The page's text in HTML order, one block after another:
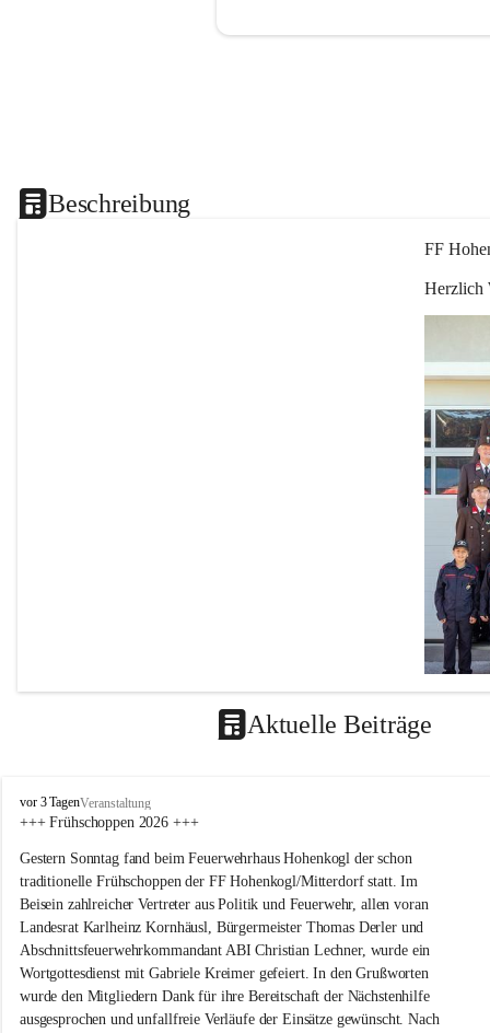
Beschreibung
FF
Herzlich
Aktuelle Beiträge
F
F
o
h
e
n
k
o
g
l
-
vor 3 TagenVeranstaltung
+++ Frühschoppen 2026 +++
Gestern Sonntag fand beim Feuerwehrhaus Hohenkogl der schon
traditionelle Frühschoppen der FF Hohenkogl/Mitterdorf statt. Im
Beisein zahlreicher Vertreter aus Politik und Feuerwehr, allen voran
Landesrat Karlheinz Kornhäusl, Bürgermeister Thomas Derler und
Abschnittsfeuerwehrkommandant ABI Christian Lechner, wurde ein
Wortgottesdienst mit Gabriele Kreimer gefeiert. In den Grußworten
wurde den Mitgliedern Dank für ihre Bereitschaft der Nächstenhilfe
ausgesprochen und unfallfreie Verläufe der Einsätze gewünscht. Nach